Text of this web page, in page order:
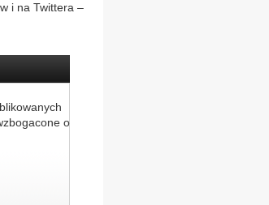
i na Twittera –
o